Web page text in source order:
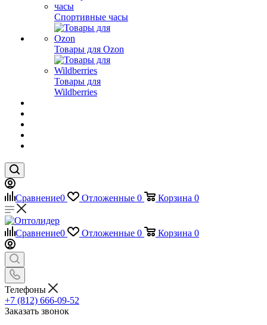
Спортивные часы
Товары для Ozon
Товары для
Wildberries
Сравнение0 Отложенные 0 Корзина 0
Сравнение0 Отложенные 0 Корзина 0
Телефоны
+7 (812) 666-09-52
Заказать звонок